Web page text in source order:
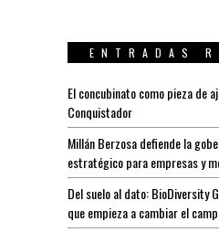
ENTRADAS
El concubinato como pieza de
Conquistador
Millán Berzosa defiende la
estratégico para empresas y
Del suelo al dato: BioDiversity
que empieza a cambiar el